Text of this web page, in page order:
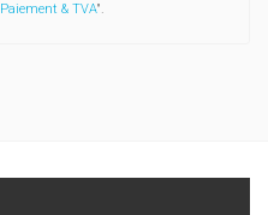
Paiement & TVA".